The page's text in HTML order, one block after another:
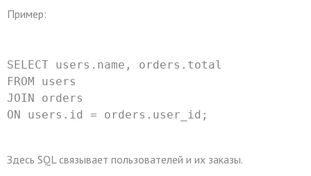
Пример:
SELECT users.name, orders.total
FROM
users
JOIN
orders
ON
users.id = orders.user_id;
Здесь SQL связывает пользователей и их заказы.